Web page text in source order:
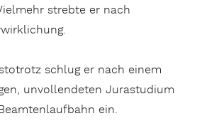
strebte er nach
schlug er nach einem
unvollendeten Jurastudium
ein.